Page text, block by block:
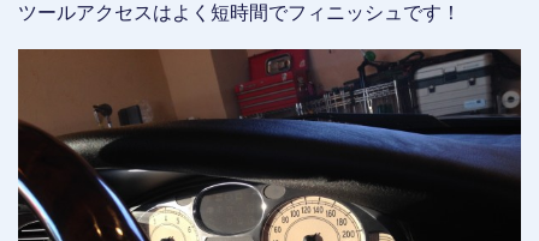
ツールアクセスはよく短時間でフィニッシュです！